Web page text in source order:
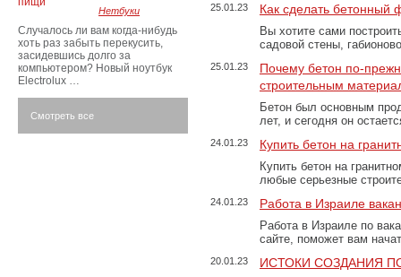
25.01.23 Как сделать бетонный
Вы хотите сами
садовой стены,
25.01.23
Почему бетон по-
строительным
Бетон был основным
лет, и сегодня он
24.01.23 Купить бетон на
Купить бетон на
любые серьезные
24.01.23 Работа в Израиле
Работа в Израиле по
сайте, поможет вам
20.01.23 ИСТОКИ СОЗДАНИЯ
Нетбуки
Случалось ли вам когда-нибудь
хоть раз забыть перекусить,
засидевшись долго за
компьютером? Новый ноутбук
Electrolux …
Смотреть все